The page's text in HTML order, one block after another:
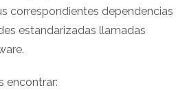
correspondientes dependencias
estandarizadas llamadas
encontrar: